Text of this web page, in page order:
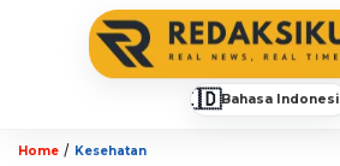
🇮🇩Bahasa
Home / Kesehatan